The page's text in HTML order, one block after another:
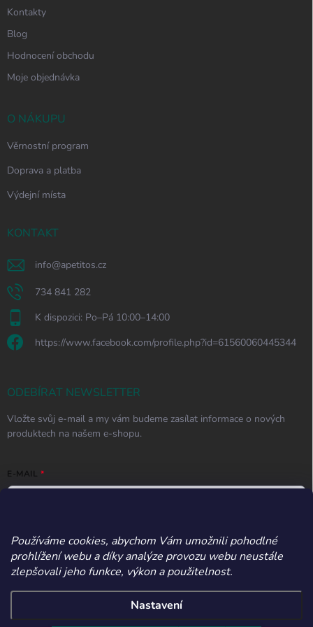
Používáme cookies, abychom Vám umožnili pohodlné
prohlížení webu a díky analýze provozu webu neustále
zlepšovali jeho funkce, výkon a použitelnost.
Nastavení
Kontakty
Blog
Hodnocení obchodu
Moje objednávka
O NÁKUPU
Věrnostní program
Doprava a platba
Výdejní místa
KONTAKT
info@apetitos.cz
734 841 282
K dispozici: Po–Pá 10:00–14:00
https://www.facebook.com/profile.php?id=61560060445344
ODEBÍRAT NEWSLETTER
Vložte svůj e-mail a my vám budeme zasílat informace o nových
produktech na našem e-shopu.
E-MAIL
Vložením e-mailu souhlasíte spodmínkami ochrany osobních údajů
Přihlásit se